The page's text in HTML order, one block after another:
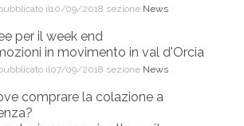
il10/09/2018 sezione News
per il week end
in movimento in val d'Orcia
il07/09/2018 sezione News
comprare la colazione a